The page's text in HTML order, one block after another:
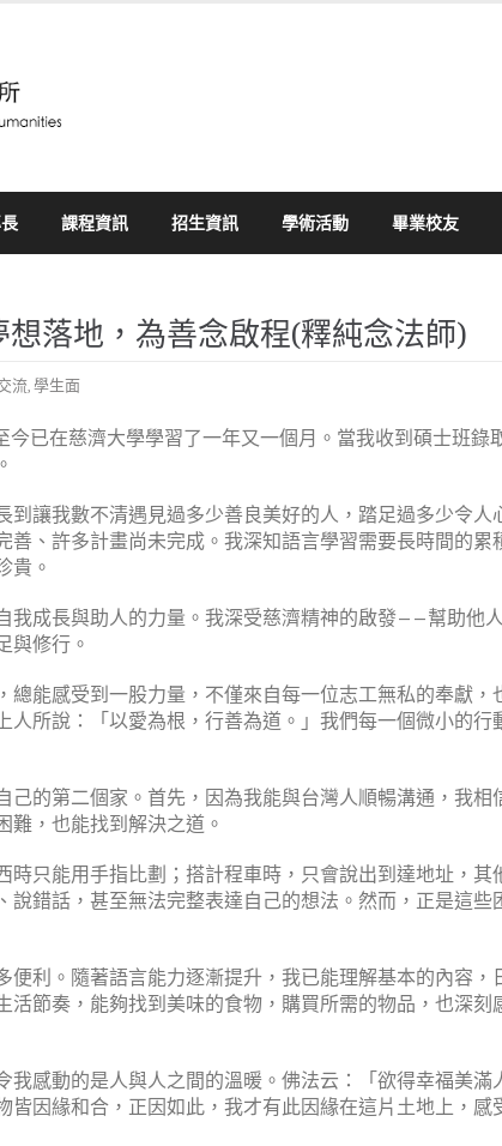
課程資訊 招生資訊 學術活動 畢業校友
想落地，為善念啟程(釋純念法師)
流,學生面
今已在慈濟大學學習了一年又一個月。當我收到碩士班錄
到讓我數不清遇見過多少善良美好的人，踏足過多少令人
、許多計畫尚未完成。我深知語言學習需要長時間的累
貴。
我成長與助人的力量。我深受慈濟精神的啟發——幫助他
與修行。
總能感受到一股力量，不僅來自每一位志工無私的奉獻，
所說：「以愛為根，行善為道。」我們每一個微小的行
的第二個家。首先，因為我能與台灣人順暢溝通，我相
難，也能找到解決之道。
時只能用手指比劃；搭計程車時，只會說出到達地址，其
說錯話，甚至無法完整表達自己的想法。然而，正是這些
便利。隨著語言能力逐漸提升，我已能理解基本的內容，
活節奏，能夠找到美味的食物，購買所需的物品，也深刻
我感動的是人與人之間的溫暖。佛法云：「欲得幸福美滿
皆因緣和合，正因如此，我才有此因緣在這片土地上，感